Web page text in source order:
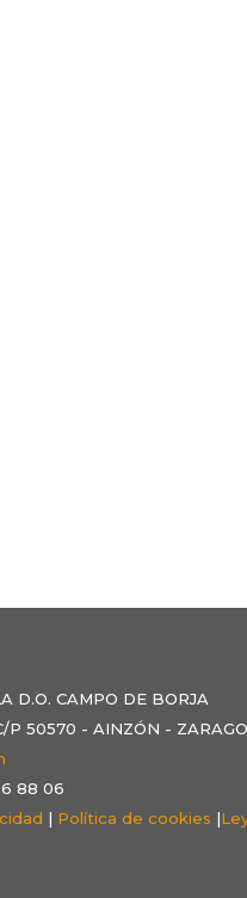
D.O. CAMPO DE BORJA
P 50570 - AINZÓN -
88 06
| Política de cookies |